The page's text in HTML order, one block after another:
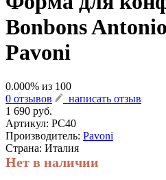
Bonbons
Pavoni
0.000% из 100
0 отзывов
написать отзыв
1 690 руб.
Артикул: PC40
Производитель: Pavoni
Страна: Италия
Нет в наличии